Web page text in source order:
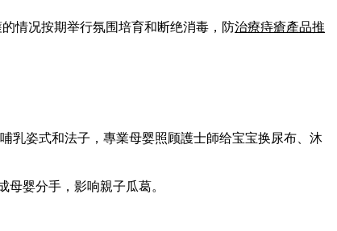
情况按期举行氛围培育和断绝消毒，防治療痔瘡產品推
乳姿式和法子，專業母婴照顾護士師给宝宝换尿布、沐
母婴分手，影响親子瓜葛。